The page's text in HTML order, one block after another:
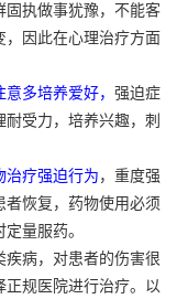
固执做事犹豫，不能客
，因此在心理治疗方面
多培养爱好， 强迫症
受力，培养兴趣，刺
治疗强迫行为 ，重度强
恢复，药物使用必须
量服药。
病，对患者的伤害很
规医院进行治疗。以